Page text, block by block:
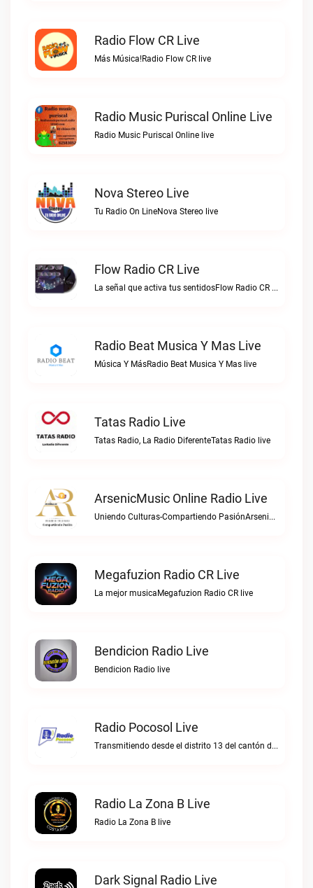
Radio Flow CR Live
Más Música!Radio Flow CR live
Radio Music Puriscal Online Live
Radio Music Puriscal Online live
Nova Stereo Live
Tu Radio On LineNova Stereo live
Flow Radio CR Live
La señal que activa tus sentidosFlow Radio CR live
Radio Beat Musica Y Mas Live
Música Y MásRadio Beat Musica Y Mas live
Tatas Radio Live
Tatas Radio, La Radio DiferenteTatas Radio live
ArsenicMusic Online Radio Live
Uniendo Culturas-Compartiendo PasiónArsenicMusic Online Radio live
Megafuzion Radio CR Live
La mejor musicaMegafuzion Radio CR live
Bendicion Radio Live
Bendicion Radio live
Radio Pocosol Live
Transmitiendo desde el distrito 13 del cantón de Santa Rosa de Pocosol.Radio Pocosol live
Radio La Zona B Live
Radio La Zona B live
Dark Signal Radio Live